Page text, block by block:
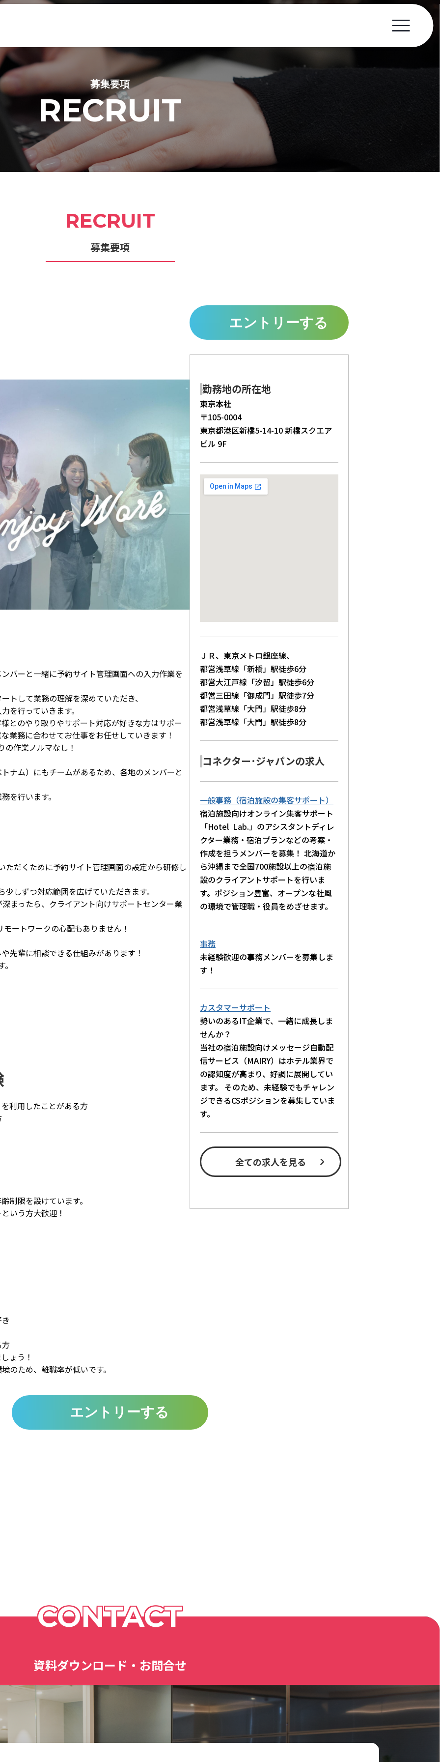
募集要項
RECRUIT
RECRUIT
募集要項
バーと一緒に予約サイト管理画面への入力作業を
トして業務の理解を深めていただき、
を行っていきます。
とのやり取りやサポート対応が好きな方はサポー
業務に合わせてお仕事をお任せしていきます！
作業ノルマなし！
ナム）にもチームがあるため、各地のメンバーと
を行います。
だくために予約サイト管理画面の設定から研修し
しずつ対応範囲を広げていただきます。
まったら、クライアント向けサポートセンター業
ートワークの心配もありません！
輩に相談できる仕組みがあります！
利用したことがある方
限を設けています。
いう方大歓迎！
ょう！
のため、離職率が低いです。
エントリーする
勤務地の所在地
東京本社
〒105-0004
東京都港区新橋5-14-10 新橋スクエア
ビル 9F
ＪＲ、東京メトロ銀座線、
都営浅草線「新橋」駅徒歩6分
都営大江戸線「汐留」駅徒歩6分
都営三田線「御成門」駅徒歩7分
都営浅草線「大門」駅徒歩8分
都営浅草線「大門」駅徒歩8分
コネクター･ジャパンの求人
一般事務（宿泊施設の集客サポート）
宿泊施設向けオンライン集客サポート
「Hotel Lab.」のアシスタントディレ
クター業務・宿泊プランなどの考案・
作成を担うメンバーを募集！ 北海道か
ら沖縄まで全国700施設以上の宿泊施
設のクライアントサポートを行いま
す。ポジション豊富、オープンな社風
の環境で管理職・役員をめざせます。
事務
未経験歓迎の事務メンバーを募集しま
す！
カスタマーサポート
勢いのあるIT企業で、一緒に成長しま
せんか？
当社の宿泊施設向けメッセージ自動配
信サービス（MAIRY）はホテル業界で
の認知度が高まり、好調に展開してい
ます。 そのため、未経験でもチャレン
ジできるCSポジションを募集していま
す。
全ての求人を見る
エントリーする
CONTACT
資料ダウンロード・お問合せ